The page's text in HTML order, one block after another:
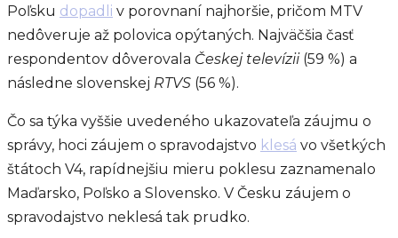
Poľsku dopadli v porovnaní najhoršie, pričom MTV
nedôveruje až polovica opýtaných. Najväčšia časť
respondentov dôverovala Českej televízii (59 %) a
následne slovenskej RTVS (56 %).
Čo sa týka vyššie uvedeného ukazovateľa záujmu o
správy, hoci záujem o spravodajstvo klesá vo všetkých
štátoch V4, rapídnejšiu mieru poklesu zaznamenalo
Maďarsko, Poľsko a Slovensko. V Česku záujem o
spravodajstvo neklesá tak prudko.